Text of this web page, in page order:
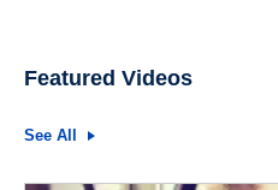
Featured Videos
See All